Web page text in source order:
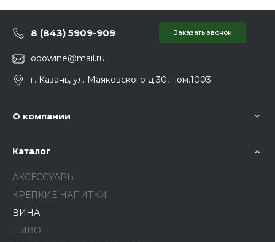
8 (843) 5909-909 Заказать звонок
ooowine@mail.ru
г. Казань, ул. Маяковского д.30, пом.1003
О компании
Каталог
АКСЕССУАРЫ
КРЕПКИЕ НАПИТКИ
ВИНА
ПИВО